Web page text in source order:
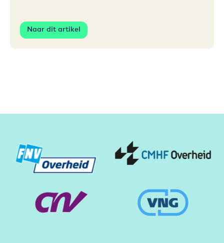
Naar dit artikel
Partners